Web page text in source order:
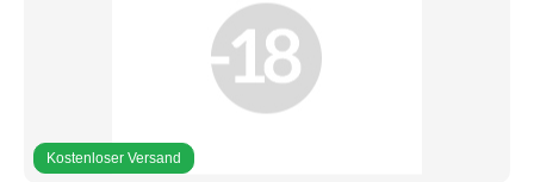
Kostenloser Versand